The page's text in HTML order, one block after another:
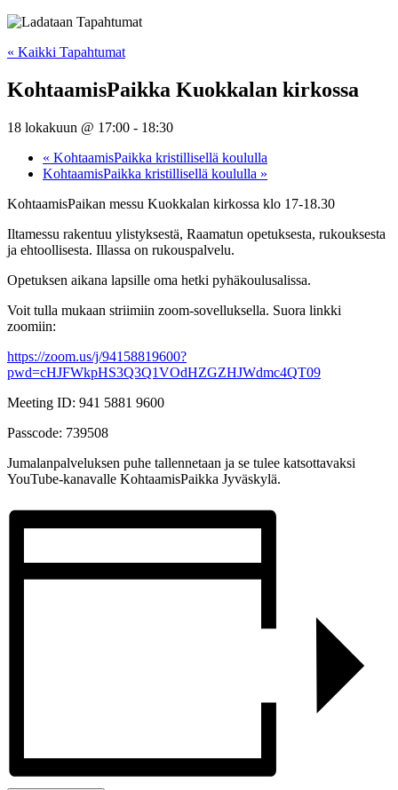
« Kaikki Tapahtumat
KohtaamisPaikka Kuokkalan kirkossa
18 lokakuun @ 17:00 - 18:30
« KohtaamisPaikka kristillisellä koululla
KohtaamisPaikka kristillisellä koululla »
KohtaamisPaikan messu Kuokkalan kirkossa klo 17-18.30
Iltamessu rakentuu ylistyksestä, Raamatun opetuksesta, rukouksesta
ja ehtoollisesta. Illassa on rukouspalvelu.
Opetuksen aikana lapsille oma hetki pyhäkoulusalissa.
Voit tulla mukaan striimiin zoom-sovelluksella. Suora linkki
zoomiin:
https://zoom.us/j/94158819600?
pwd=cHJFWkpHS3Q3Q1VOdHZGZHJWdmc4QT09
Meeting ID: 941 5881 9600
Passcode: 739508
Jumalanpalveluksen puhe tallennetaan ja se tulee katsottavaksi
YouTube-kanavalle KohtaamisPaikka Jyväskylä.